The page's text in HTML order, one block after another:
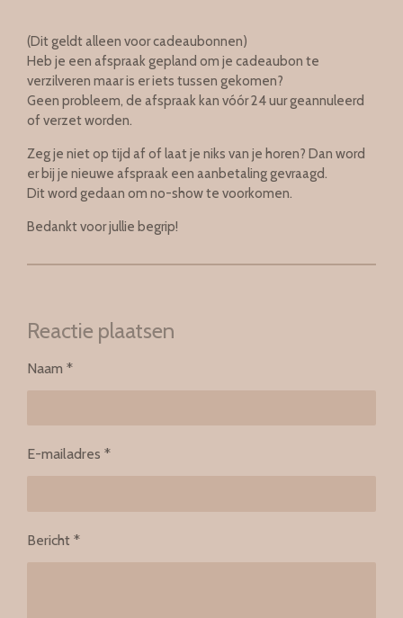
(Dit geldt alleen voor cadeaubonnen)
Heb je een afspraak gepland om je cadeaubon te
verzilveren maar is er iets tussen gekomen?
Geen probleem, de afspraak kan vóór 24 uur geannuleerd
of verzet worden.
Zeg je niet op tijd af of laat je niks van je horen? Dan word
er bij je nieuwe afspraak een aanbetaling gevraagd.
Dit word gedaan om no-show te voorkomen.
Bedankt voor jullie begrip!
Reactie plaatsen
Naam *
E-mailadres *
Bericht *